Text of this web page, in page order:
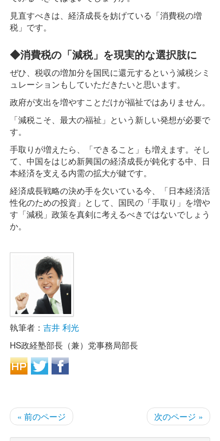
見直すべきは、経済成長を妨げている「消費税の増
税」です。
◆消費税の「減税」を現実的な選択肢に
ぜひ、税収の増加分を国民に還元するという減税シミ
ュレーションもしていただきたいと思います。
政府が支出を増やすことだけが福祉ではありません。
「減税こそ、最大の福祉」という新しい発想が必要で
す。
手取りが増えたら、「できること」も増えます。そし
て、中国をはじめ新興国の経済成長が鈍化する中、日
本経済を支える内需の拡大が鍵です。
経済成長戦略の決め手を欠いている今、「日本経済活
性化のための投資」として、国民の「手取り」を増や
す「減税」政策を真剣に考えるべきではないでしょう
か。
執筆者： 吉井 利光
HS政経塾部長（兼）党事務局部長
« 前のページ 次のページ »